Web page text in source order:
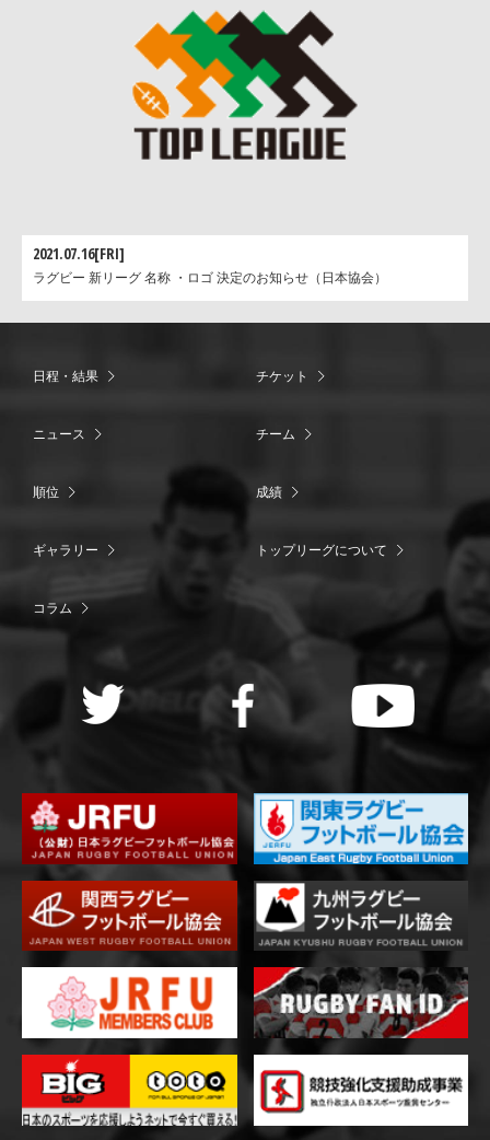
2021.07.16[FRI]
ラグビー 新リーグ 名称 ・ロゴ 決定のお知らせ（日本協会）
日程・結果 チケット
ニュース チーム
順位 成績
ギャラリー トップリーグについて
コラム